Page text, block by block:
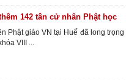
142 tân cử nhân Phật học
Phật giáo VN tại Huế đã long
VIII ...